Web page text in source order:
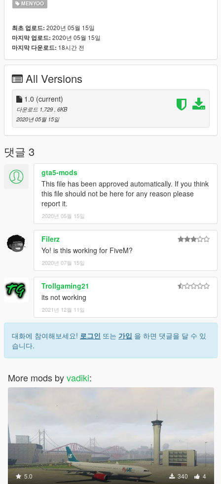
MENYOO
최초 업로드: 2020년 05월 15일
마지막 업로드: 2020년 05월 15일
마지막 다운로드: 18시간 전
All Versions
1.0 (current)
다운로드 1,729 , 6KB
2020년 05월 15일
댓글 3
gta5-mods
This file has been approved automatically. If you think
this file should not be here for any reason please
report it.
2020년 05월 15일
Filerz
Yo! is this working for FiveM?
2020년 07월 15일
Trollgaming21
its not working
2021년 12월 11일
대화에 참여해보세요! 로그인 또는 가입 을 하면 댓글을 달 수 있
습니다.
More mods byvadiki:
5.0 340 4